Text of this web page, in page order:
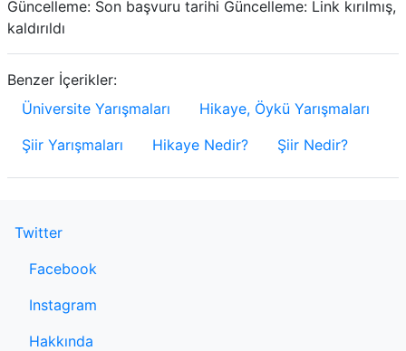
Güncelleme: Son başvuru tarihi Güncelleme: Link kırılmış,
kaldırıldı
Benzer İçerikler:
Üniversite Yarışmaları
Hikaye, Öykü Yarışmaları
Şiir Yarışmaları
Hikaye Nedir? Şiir Nedir?
Twitter
Facebook
Instagram
Hakkında